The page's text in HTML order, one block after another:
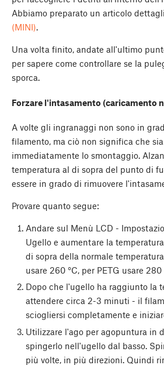
Abbiamo preparato un articolo
(MINI).
Una volta finito, andate all'ultimo
per sapere come controllare se la
sporca.
Forzare l'intasamento (caricamento
A volte gli ingranaggi non sono in
filamento, ma ciò non significa che
immediatamente lo smontaggio.
temperatura al di sopra del punto di
essere in grado di rimuovere
Provare quanto segue:
Andare sul Menù LCD -
Ugello e aumentare la
di sopra della normale
usare 260 °C, per PETG usare 280
Dopo che l'ugello ha raggiunto la
attendere circa 2-3 minuti - il
sciogliersi completamente e
Utilizzare l'ago per agopuntura in
spingerlo nell'ugello dal basso.
più volte, in più direzioni. Quindi